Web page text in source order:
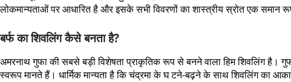
लोकमान्यताओं पर आधारित है और इसके सभी विवरणों का शास्त्रीय स्रोत एक समान
बर्फ का शिवलिंग कैसे बनता है?
अमरनाथ गुफा की सबसे बड़ी विशेषता प्राकृतिक रूप से बनने वाला हिम शिवलिंग है।
स्वरूप मानते हैं। धार्मिक मान्यता है कि चंद्रमा के घ टने-बढ़ने के साथ शिवलिंग का